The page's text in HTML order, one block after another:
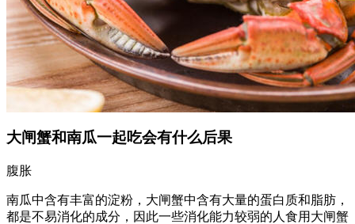
大闸蟹和南瓜一起吃会有什么后果
腹胀
南瓜中含有丰富的淀粉，大闸蟹中含有大量的蛋白质和脂肪，
都是不易消化的成分，因此一些消化能力较弱的人食用大闸蟹